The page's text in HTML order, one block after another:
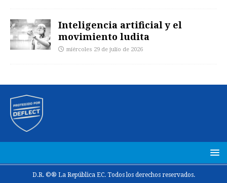
Inteligencia artificial y el
movimiento ludita
miércoles 29 de julio de 2026
D.R. ©® La República EC. Todos los derechos reservados.